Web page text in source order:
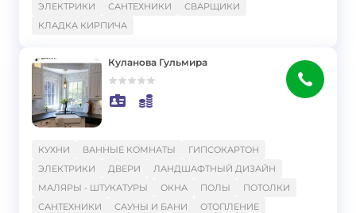
ЭЛЕКТРИКИ САНТЕХНИКИ
СВАРЩИКИ
КЛАДКА КИРПИЧА
Куланова Гульмира
КУХНИ ВАННЫЕ КОМНАТЫ
ГИПСОКАРТОН
ЭЛЕКТРИКИ
ДВЕРИ
ЛАНДШАФТНЫЙ ДИЗАЙН
МАЛЯРЫ - ШТУКАТУРЫ
ОКНА ПОЛЫ
ПОТОЛКИ
САНТЕХНИКИ
САУНЫ И БАНИ
ОТОПЛЕНИЕ